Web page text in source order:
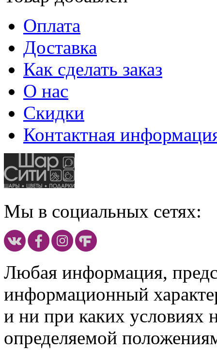
Оплата
Доставка
Как сделать заказ
О нас
Скидки
Контактная
Мы в социальных сетях:
Любая информация,
информационный
и ни при каких условиях
определяемой